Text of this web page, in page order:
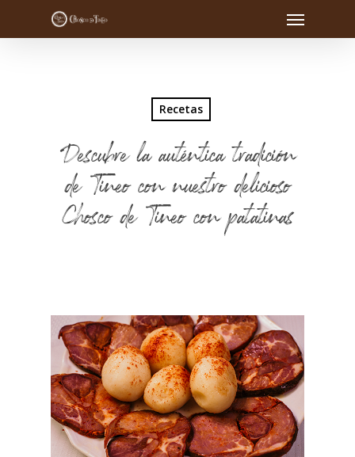
Recetas
Descubre la auténtica tradición
de Tineo con nuestro delicioso
Chosco de Tineo con patatinas